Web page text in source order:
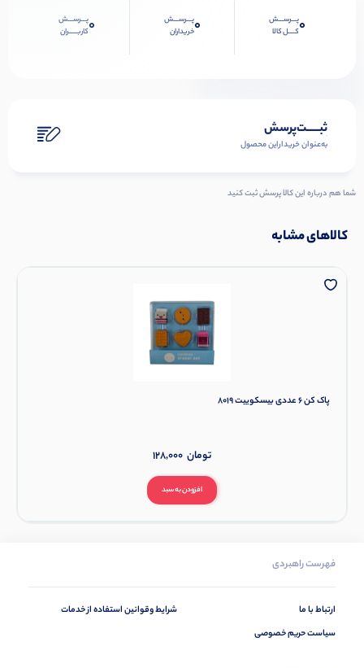
0پـــرســـش
کــــل کالا
0پـــرســـش
خریداران
0پـــرســـش
کاربـــــران
ثبـــــت‌پرسش
به‌عنوان ‌خریدار‌این‌ محصول
شما هم درباره این کالا پرسش ثبت کنید
کالاهای مشابه
پاک کن 6 عددی بیسکوییت 8019
افزودن به سبد
128,000 تومان
فهرست راهبردی
ارتباط با ما
سیاست حریم خصوصی
شرایط وقوانین استفاده از خدمات